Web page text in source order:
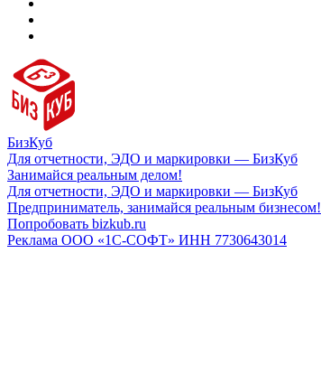
БизКуб
Для отчетности, ЭДО и маркировки — БизКуб
Занимайся реальным делом!
Для отчетности, ЭДО и маркировки — БизКуб
Предприниматель, занимайся реальным бизнесом!
Попробовать bizkub.ru
Реклама ООО «1С-СОФТ» ИНН 7730643014